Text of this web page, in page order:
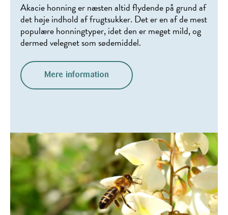
Akacie honning er næsten altid flydende på grund af
det høje indhold af frugtsukker. Det er en af de mest
populære honningtyper, idet den er meget mild, og
dermed velegnet som sødemiddel.
Mere information